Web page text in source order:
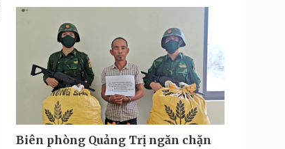
Biên phòng Quảng Trị ngăn chặn